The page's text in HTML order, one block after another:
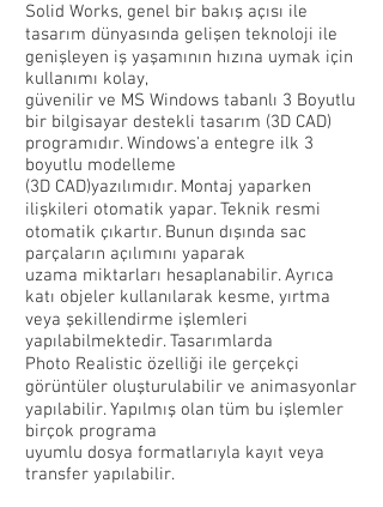
Solid Works, genel bir bakış açısı ile
tasarım dünyasında gelişen teknoloji ile
genişleyen iş yaşamının hızına uymak için
kullanımı kolay,
güvenilir ve MS Windows tabanlı 3 Boyutlu
bir bilgisayar destekli tasarım (3D CAD)
programıdır. Windows'a entegre ilk 3
boyutlu modelleme
(3D CAD)yazılımıdır. Montaj yaparken
ilişkileri otomatik yapar. Teknik resmi
otomatik çıkartır. Bunun dışında sac
parçaların açılımını yaparak
uzama miktarları hesaplanabilir. Ayrıca
katı objeler kullanılarak kesme, yırtma
veya şekillendirme işlemleri
yapılabilmektedir. Tasarımlarda
Photo Realistic özelliği ile gerçekçi
görüntüler oluşturulabilir ve animasyonlar
yapılabilir. Yapılmış olan tüm bu işlemler
birçok programa
uyumlu dosya formatlarıyla kayıt veya
transfer yapılabilir.